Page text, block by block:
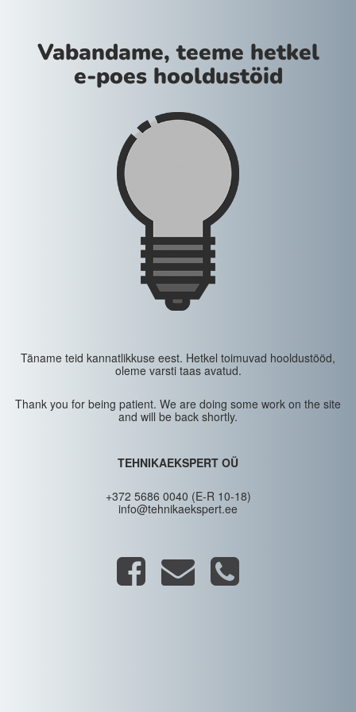
Vabandame, teeme hetkel
e-poes hooldustöid
Täname teid kannatlikkuse eest. Hetkel toimuvad hooldustööd,
oleme varsti taas avatud.
Thank you for being patient. We are doing some work on the site
and will be back shortly.
TEHNIKAEKSPERT OÜ
+372 5686 0040 (E-R 10-18)
info@tehnikaekspert.ee